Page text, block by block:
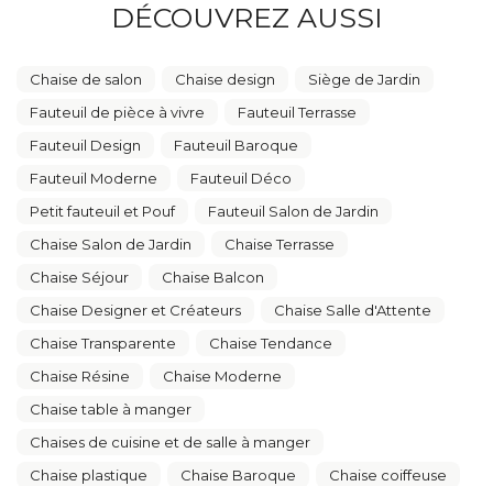
DÉCOUVREZ AUSSI
Chaise de salon Chaise design
Siège de Jardin
Fauteuil de pièce à vivre
Fauteuil Terrasse
Fauteuil Design
Fauteuil Baroque
Fauteuil Moderne
Fauteuil Déco
Petit fauteuil et Pouf
Fauteuil Salon de Jardin
Chaise Salon de Jardin
Chaise Terrasse
Chaise Séjour
Chaise Balcon
Chaise Designer et Créateurs
Chaise Salle d'Attente
Chaise Transparente
Chaise Tendance
Chaise Résine
Chaise Moderne
Chaise table à manger
Chaises de cuisine et de salle à manger
Chaise plastique
Chaise Baroque
Chaise coiffeuse